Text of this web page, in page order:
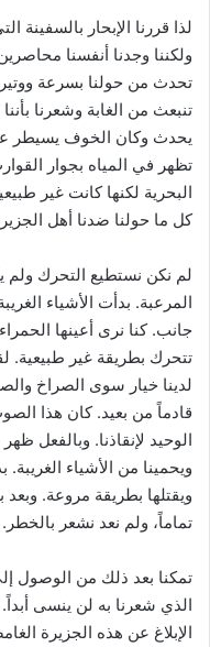
لذا قررنا الإبحار
ولكننا وجدنا أنفسنا
تحدث من حولنا بسرعة
تنبعث من الغابة وشعرنا
يحدث وكان الخوف يسيطر
تظهر في المياه بجوار
البحرية لكنها كانت غير
كل ما حولنا ضدنا أهل
لم نكن نستطيع التحرك ولم
المرعبة. بدأت الأشياء
جانب. كنا نرى أعينها
تتحرك بطريقة غير طبيعية.
لدينا خيار سوى الصراخ
قادماً من بعيد. كان هذا
الوحيد لإنقاذنا. وبالفعل
ويحمينا من الأشياء
ويقتلها بطريقة مروعة. وبعد
تماماً، ولم نعد نشعر بالخطر.
تمكنا بعد ذلك من الوصول
الذي شعرنا به لن ينسى
الإبلاغ عن هذه الجزيرة